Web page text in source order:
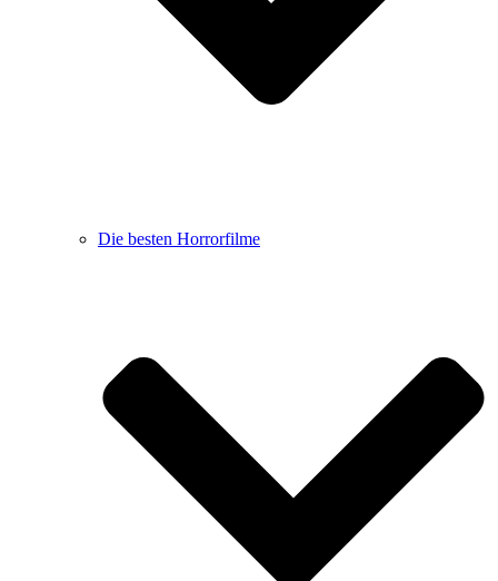
Die besten Horrorfilme